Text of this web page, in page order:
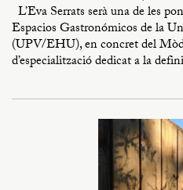
L’Eva Serrats serà una de les
Espacios Gastronómicos de la
(UPV/EHU), en concret del
d’especialització dedicat a la